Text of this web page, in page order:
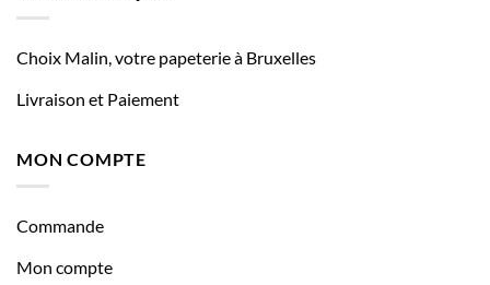
Choix Malin, votre papeterie à Bruxelles
Livraison et Paiement
MON COMPTE
Commande
Mon compte